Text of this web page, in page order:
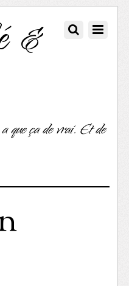
&
que ça de vrai. Et de